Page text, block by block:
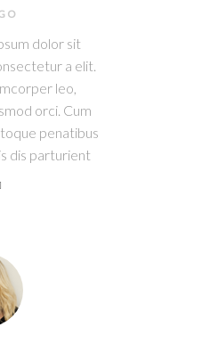
dolor sit
a elit.
leo,
orci. Cum
penatibus
dis parturient